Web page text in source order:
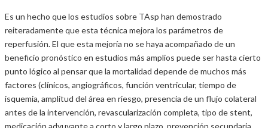
Es un hecho que los estudios sobre TAsp han demostrado
reiteradamente que esta técnica mejora los parámetros de
reperfusión. El que esta mejoría no se haya acompañado de un
beneficio pronóstico en estudios más amplios puede ser hasta cierto
punto lógico al pensar que la mortalidad depende de muchos más
factores (clínicos, angiográficos, función ventricular, tiempo de
isquemia, amplitud del área en riesgo, presencia de un flujo colateral
antes de la intervención, revascularización completa, tipo de stent,
medicación adyuvante a corto y largo plazo, prevención secundaria,